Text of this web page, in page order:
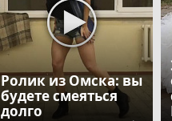
Ролик из Омска: вы
будете смеяться
долго